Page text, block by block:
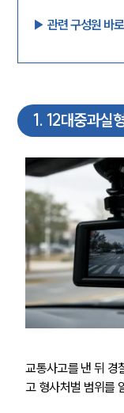
▶︎ 관련 구성원 바
1 . 12대중과실
교통사고를 낸 뒤 경
고 형사처벌 범위를